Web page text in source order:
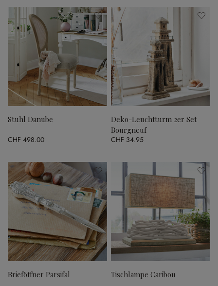
Stuhl Danube
CHF 498.00
Deko-Leuchtturm 2er Set
Bourgneuf
CHF 34.95
Brieföffner Parsifal Tischlampe Caribou